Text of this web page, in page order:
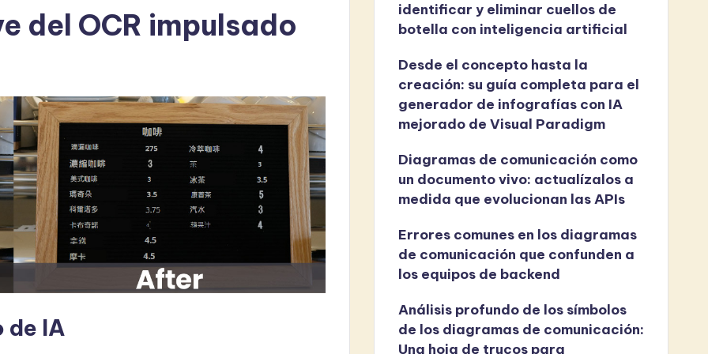
del OCR impulsado
de IA
identificar y eliminar cuellos de
botella con inteligencia artificial
Desde el concepto hasta la
creación: su guía completa para el
generador de infografías con IA
mejorado de Visual Paradigm
Diagramas de comunicación como
un documento vivo: actualízalos a
medida que evolucionan las APIs
Errores comunes en los diagramas
de comunicación que confunden a
los equipos de backend
Análisis profundo de los símbolos
de los diagramas de comunicación:
Una hoja de trucos para